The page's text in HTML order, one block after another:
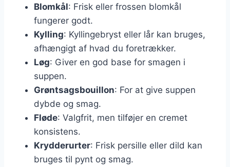
Blomkål: Frisk eller frossen blomkål
fungerer godt.
Kylling: Kyllingebryst eller lår kan bruges,
afhængigt af hvad du foretrækker.
Løg: Giver en god base for smagen i
suppen.
Grøntsagsbouillon: For at give suppen
dybde og smag.
Fløde: Valgfrit, men tilføjer en cremet
konsistens.
Krydderurter: Frisk persille eller dild kan
bruges til pynt og smag.